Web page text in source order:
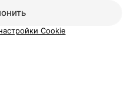
Cookie